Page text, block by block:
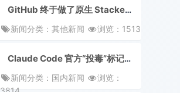
GitHub 终于做了原生 Stacked PR
新闻分类：其他新闻
浏览：1513
Claude Code 官方“投毒”标记中国用户翻车，这次国外用户也怒了
新闻分类：国内新闻
浏览：
3814